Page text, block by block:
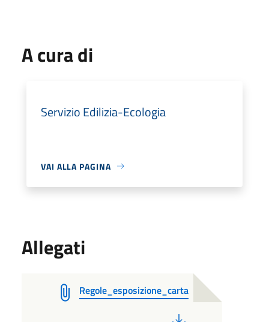
A cura di
Servizio Edilizia-Ecologia
VAI ALLA PAGINA
Allegati
Regole_esposizione_carta